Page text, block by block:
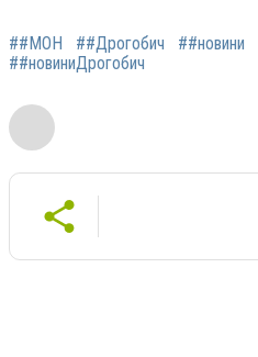
##МОН ##Дрогобич ##новини
##новиниДрогобич